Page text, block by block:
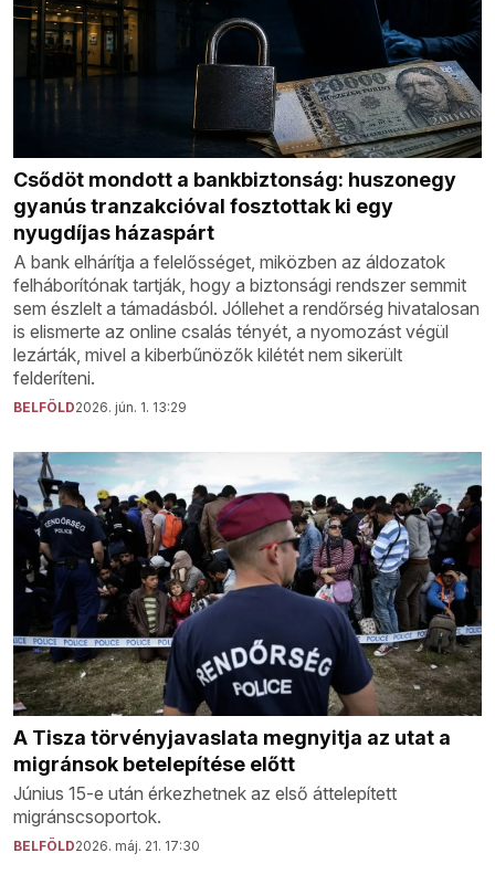
Csődöt mondott a bankbiztonság: huszonegy
gyanús tranzakcióval fosztottak ki egy
nyugdíjas házaspárt
A bank elhárítja a felelősséget, miközben az áldozatok
felháborítónak tartják, hogy a biztonsági rendszer semmit
sem észlelt a támadásból. Jóllehet a rendőrség hivatalosan
is elismerte az online csalás tényét, a nyomozást végül
lezárták, mivel a kiberbűnözők kilétét nem sikerült
felderíteni.
BELFÖLD2026. jún. 1. 13:29
A Tisza törvényjavaslata megnyitja az utat a
migránsok betelepítése előtt
Június 15-e után érkezhetnek az első áttelepített
migránscsoportok.
BELFÖLD2026. máj. 21. 17:30